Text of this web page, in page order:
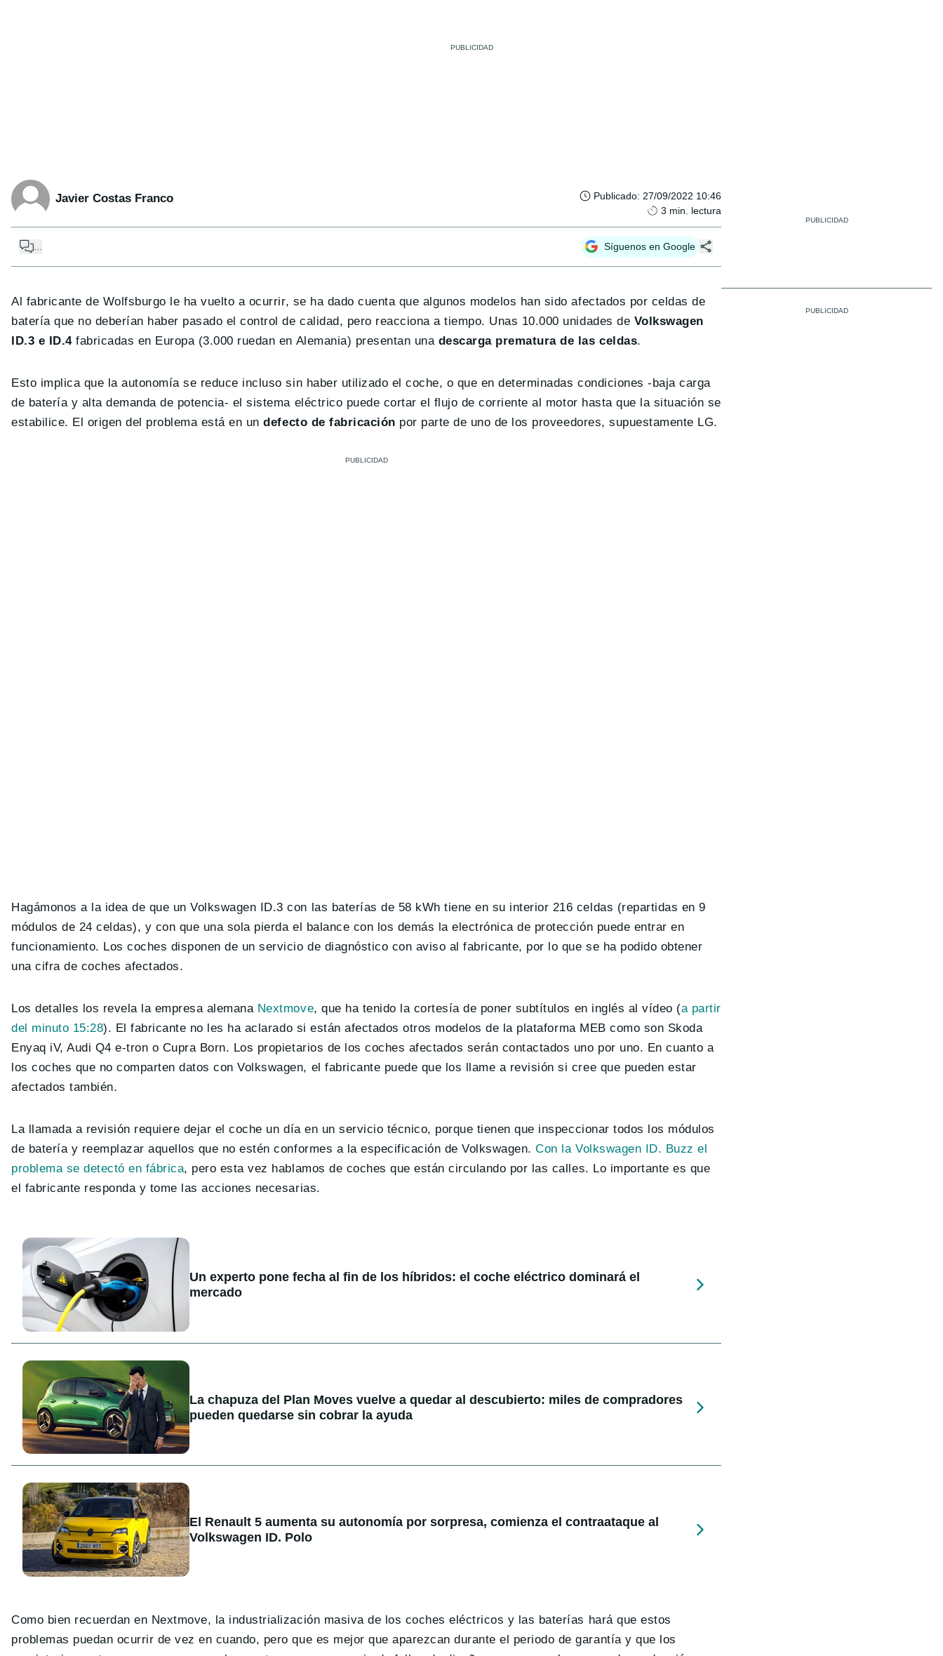
Javier Costas Franco Publicado: 27/09/2022 10:46
3 min. lectura
Síguenos en Google
Al fabricante de Wolfsburgo le ha vuelto a ocurrir, se ha dado cuenta que algunos modelos han sido afectados por celdas de
batería que no deberían haber pasado el control de calidad, pero reacciona a tiempo. Unas 10.000 unidades de Volkswagen
ID.3 e ID.4fabricadas en Europa (3.000 ruedan en Alemania) presentan una descarga prematura de las celdas.
Esto implica que la autonomía se reduce incluso sin haber utilizado el coche, o que en determinadas condiciones -baja carga
de batería y alta demanda de potencia- el sistema eléctrico puede cortar el flujo de corriente al motor hasta que la situación se
estabilice. El origen del problema está en undefecto de fabricación por parte de uno de los proveedores, supuestamente LG.
Hagámonos a la idea de que un Volkswagen ID.3 con las baterías de 58 kWh tiene en su interior 216 celdas (repartidas en 9
módulos de 24 celdas), y con que una sola pierda el balance con los demás la electrónica de protección puede entrar en
funcionamiento. Los coches disponen de un servicio de diagnóstico con aviso al fabricante, por lo que se ha podido obtener
una cifra de coches afectados.
Los detalles los revela la empresa alemana Nextmove, que ha tenido la cortesía de poner subtítulos en inglés al vídeo (a partir
del minuto 15:28). El fabricante no les ha aclarado si están afectados otros modelos de la plataforma MEB como son Skoda
Enyaq iV, Audi Q4 e-tron o Cupra Born. Los propietarios de los coches afectados serán contactados uno por uno. En cuanto a
los coches que no comparten datos con Volkswagen, el fabricante puede que los llame a revisión si cree que pueden estar
afectados también.
La llamada a revisión requiere dejar el coche un día en un servicio técnico, porque tienen que inspeccionar todos los módulos
de batería y reemplazar aquellos que no estén conformes a la especificación de Volkswagen.Con la Volkswagen ID. Buzz el
problema se detectó en fábrica, pero esta vez hablamos de coches que están circulando por las calles. Lo importante es que
el fabricante responda y tome las acciones necesarias.
Un experto pone fecha al fin de los híbridos: el coche eléctrico dominará el
mercado
La chapuza del Plan Moves vuelve a quedar al descubierto: miles de compradores
pueden quedarse sin cobrar la ayuda
El Renault 5 aumenta su autonomía por sorpresa, comienza el contraataque al
Volkswagen ID. Polo
Como bien recuerdan en Nextmove, la industrialización masiva de los coches eléctricos y las baterías hará que estos
problemas puedan ocurrir de vez en cuando, pero que es mejor que aparezcan durante el periodo de garantía y que los